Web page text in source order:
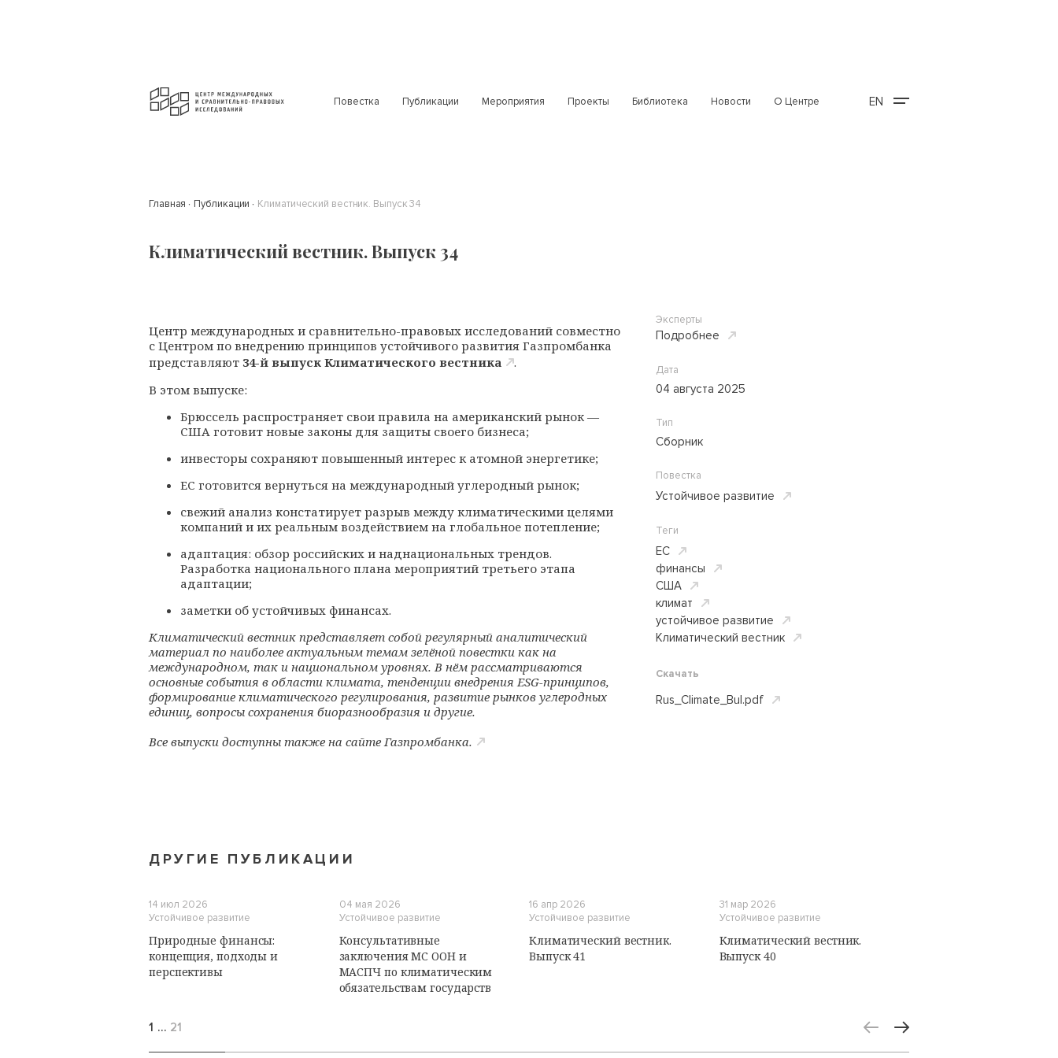
Повестка Публикации Мероприятия Проекты Библиотека Новости О Центре EN
Главная Публикации Климатический вестник. Выпуск 34
Климатический вестник. Выпуск 34
Центр международных и сравнительно-правовых исследований совместно
с Центром по внедрению принципов устойчивого развития Газпромбанка
представляют 34-й выпуск Климатического вестника
.
В этом выпуске:
Брюссель распространяет свои правила на американский рынок —
США готовит новые законы для защиты своего бизнеса;
инвесторы сохраняют повышенный интерес к атомной энергетике;
ЕС готовится вернуться на международный углеродный рынок;
свежий анализ констатирует разрыв между климатическими целями
компаний и их реальным воздействием на глобальное потепление;
адаптация: обзор российских и наднациональных трендов.
Разработка национального плана мероприятий третьего этапа
адаптации;
заметки об устойчивых финансах.
Климатический вестник представляет собой регулярный аналитический
материал по наиболее актуальным темам зелёной повестки как на
международном, так и национальном уровнях. В нём рассматриваются
основные события в области климата, тенденции внедрения ESG-принципов,
формирование климатического регулирования, развитие рынков углеродных
единиц, вопросы сохранения биоразнообразия и другие.
Все выпуски доступны также на сайте Газпромбанка.
Эксперты
Подробнее
Дата
04 августа 2025
Тип
Сборник
Повестка
Устойчивое развитие
Теги
ЕС
финансы
США
климат
устойчивое развитие
Климатический вестник
Скачать
Rus_Climate_Bul.pdf
ДРУГИЕ ПУБЛИКАЦИИ
14 июл 2026
Устойчивое развитие
Природные финансы:
концепция, подходы и
перспективы
04 мая 2026
Устойчивое развитие
Консультативные
заключения МС ООН и
МАСПЧ по климатическим
обязательствам государств
16 апр 2026
Устойчивое развитие
Климатический вестник.
Выпуск 41
31 мар 2026
Устойчивое развитие
Климатический вестник.
Выпуск 40
1 … 21